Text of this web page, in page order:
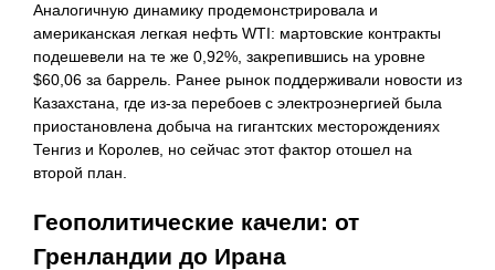
Аналогичную динамику продемонстрировала и
американская легкая нефть WTI: мартовские контракты
подешевели на те же 0,92%, закрепившись на уровне
$60,06 за баррель. Ранее рынок поддерживали новости из
Казахстана, где из-за перебоев с электроэнергией была
приостановлена добыча на гигантских месторождениях
Тенгиз и Королев, но сейчас этот фактор отошел на
второй план.
Геополитические качели: от
Гренландии до Ирана